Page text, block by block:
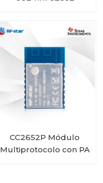
CC2652P Módulo
Multiprotocolo con PA